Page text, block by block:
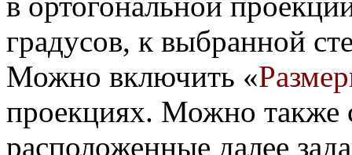
градусов, к выбранной
Можно включить «
проекциях. Можно также
расположенные далее